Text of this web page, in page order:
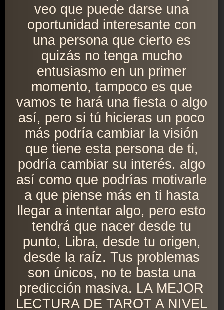
veo que puede darse una
oportunidad interesante con
una persona que cierto es
quizás no tenga mucho
entusiasmo en un primer
momento, tampoco es que
vamos te hará una fiesta o algo
así, pero si tú hicieras un poco
más podría cambiar la visión
que tiene esta persona de ti,
podría cambiar su interés. algo
así como que podrías motivarle
a que piense más en ti hasta
llegar a intentar algo, pero esto
tendrá que nacer desde tu
punto, Libra, desde tu origen,
desde la raíz. Tus problemas
son únicos, no te basta una
predicción masiva. LA MEJOR
LECTURA DE TAROT A NIVEL